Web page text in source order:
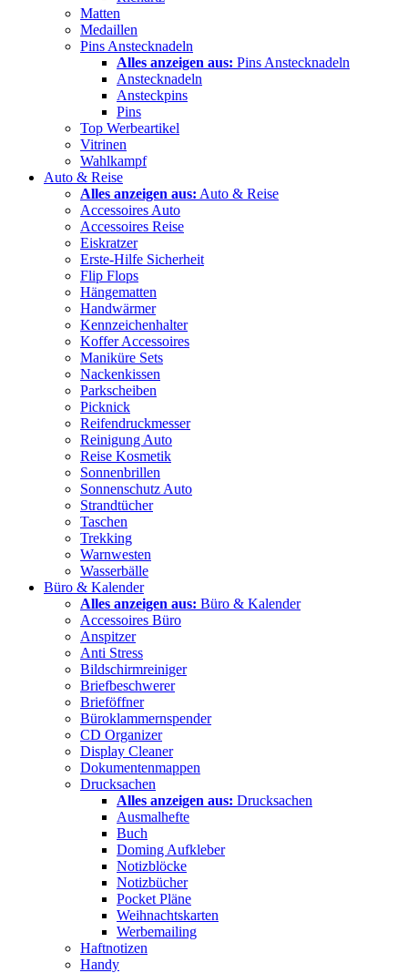
Matten
Medaillen
Pins Anstecknadeln
Alles anzeigen aus: Pins Anstecknadeln
Anstecknadeln
Ansteckpins
Pins
Top Werbeartikel
Vitrinen
Wahlkampf
Auto & Reise
Alles anzeigen aus: Auto & Reise
Accessoires Auto
Accessoires Reise
Eiskratzer
Erste-Hilfe Sicherheit
Flip Flops
Hängematten
Handwärmer
Kennzeichenhalter
Koffer Accessoires
Maniküre Sets
Nackenkissen
Parkscheiben
Picknick
Reifendruckmesser
Reinigung Auto
Reise Kosmetik
Sonnenbrillen
Sonnenschutz Auto
Strandtücher
Taschen
Trekking
Warnwesten
Wasserbälle
Büro & Kalender
Alles anzeigen aus: Büro & Kalender
Accessoires Büro
Anspitzer
Anti Stress
Bildschirmreiniger
Briefbeschwerer
Brieföffner
Büroklammernspender
CD Organizer
Display Cleaner
Dokumentenmappen
Drucksachen
Alles anzeigen aus: Drucksachen
Ausmalhefte
Buch
Doming Aufkleber
Notizblöcke
Notizbücher
Pocket Pläne
Weihnachtskarten
Werbemailing
Haftnotizen
Handy